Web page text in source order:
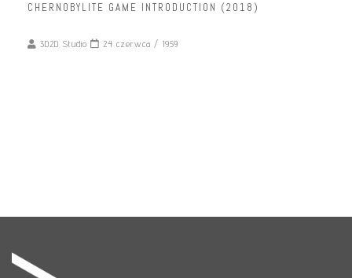
CHERNOBYLITE GAME INTRODUCTION (2018)
3D2D Studio 24 czerwca / 1959